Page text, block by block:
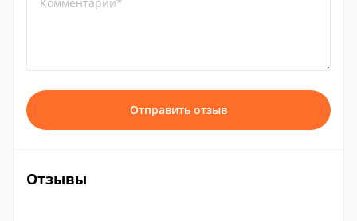
Отправить отзыв
Отзывы